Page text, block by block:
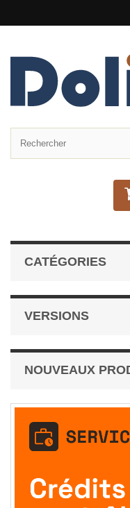
CATÉGORIES
VERSIONS
NOUVEAUX